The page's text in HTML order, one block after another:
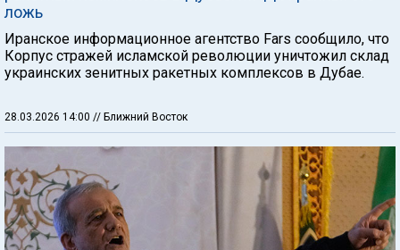
ложь
Иранское информационное агентство Fars сообщило, что
Корпус стражей исламской революции уничтожил склад
украинских зенитных ракетных комплексов в Дубае.
28.03.2026 14:00 // Ближний Восток